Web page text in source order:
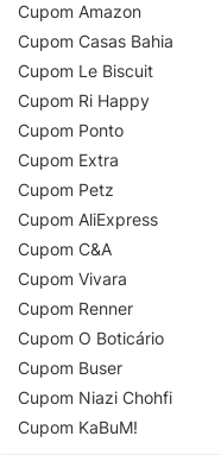
Cupom Amazon
Cupom Casas Bahia
Cupom Le Biscuit
Cupom Ri Happy
Cupom Ponto
Cupom Extra
Cupom Petz
Cupom AliExpress
Cupom C&A
Cupom Vivara
Cupom Renner
Cupom O Boticário
Cupom Buser
Cupom Niazi Chohfi
Cupom KaBuM!